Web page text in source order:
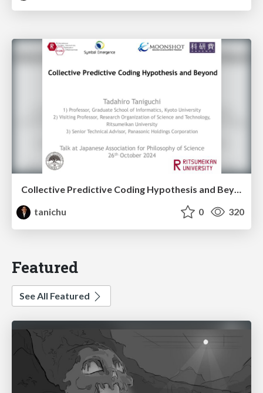
Collective Predictive Coding Hypothesis and Beyond (@Japanese Association for Philosophy of Science, 26th October 2024)
tanichu
0 320
Featured
See All Featured